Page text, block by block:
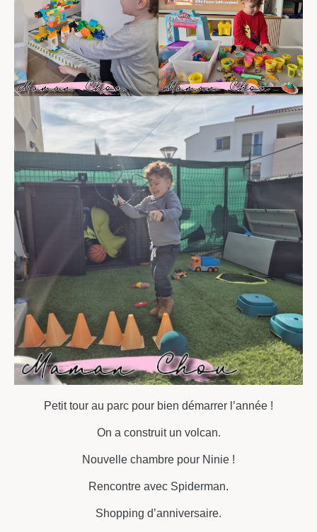
Petit tour au parc pour bien démarrer l’année !
On a construit un volcan.
Nouvelle chambre pour Ninie !
Rencontre avec Spiderman.
Shopping d’anniversaire.